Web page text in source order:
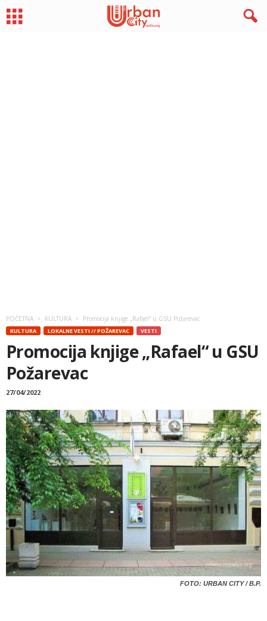
POČETNA KULTURA Promocija knjige „Rafael“ u GSU Požarevac
KULTURA LOKALNE VESTI // POŽAREVAC VESTI
Promocija knjige „Rafael“ u GSU
Požarevac
27/04/2022
FOTO: URBAN CITY / B.P.